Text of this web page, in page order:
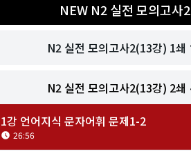
NEW N2 실전 모의고사2
N2 실전 모의고사2(13강) 1쇄
N2 실전 모의고사2(13강) 2쇄
1강 언어지식 문자어휘 문제1-2
26:56